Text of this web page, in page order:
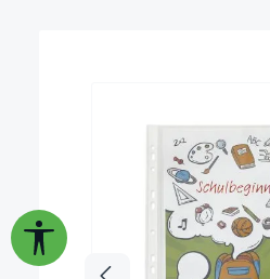
Werkzeugleiste anzeigen